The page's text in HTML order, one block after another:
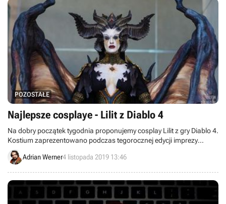
POZOSTAŁE
Najlepsze cosplaye - Lilit z Diablo 4
Na dobry początek tygodnia proponujemy cosplay Lilit z gry Diablo 4.
Kostium zaprezentowano podczas tegorocznej edycji imprezy
BlizzCon.
Adrian Werner4 listopada 2019 13:46